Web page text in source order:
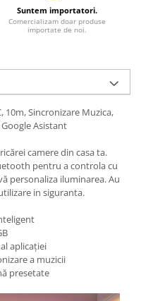
Suntem importatori.
Comercializam doar produse
importate de noi.
10m, Sincronizare Muzica,
Asistant
camere din casa ta.
pentru a controla cu
personaliza iluminarea. Au
in siguranta.
aplicației
a muzicii
presetate